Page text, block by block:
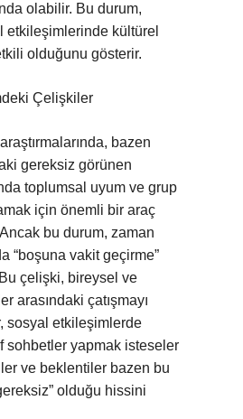
olabilir. Bu durum,
etkileşimlerinde kültürel
olduğunu gösterir.
Çelişkiler
bazen
gereksiz görünen
toplumsal uyum ve grup
için önemli bir araç
bu durum, zaman
“boşuna vakit geçirme”
çelişki, bireysel ve
arasındaki çatışmayı
sosyal etkileşimlerde
sohbetler yapmak isteseler
ve beklentiler bazen bu
olduğu hissini